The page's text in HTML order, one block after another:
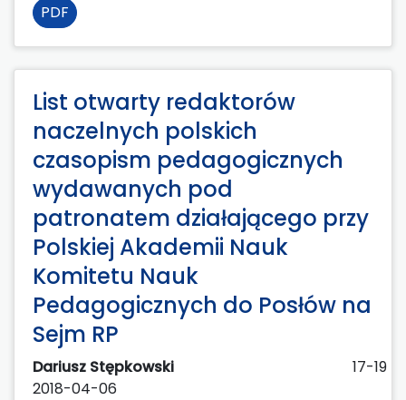
PDF
List otwarty redaktorów
naczelnych polskich
czasopism pedagogicznych
wydawanych pod
patronatem działającego przy
Polskiej Akademii Nauk
Komitetu Nauk
Pedagogicznych do Posłów na
Sejm RP
Dariusz Stępkowski
17-19
2018-04-06